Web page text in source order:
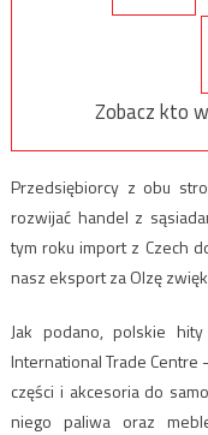
Zobacz kto
Przedsiębiorcy z obu
rozwijać handel z
tym roku import z Czech
nasz eksport za Olzę
Jak podano, polskie
International Trade
części i akcesoria do
niego paliwa oraz